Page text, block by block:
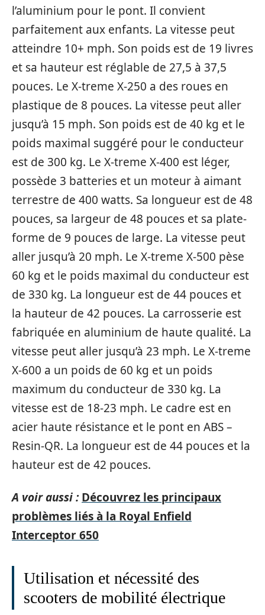
l’aluminium pour le pont. Il convient
parfaitement aux enfants. La vitesse peut
atteindre 10+ mph. Son poids est de 19 livres
et sa hauteur est réglable de 27,5 à 37,5
pouces. Le X-treme X-250 a des roues en
plastique de 8 pouces. La vitesse peut aller
jusqu’à 15 mph. Son poids est de 40 kg et le
poids maximal suggéré pour le conducteur
est de 300 kg. Le X-treme X-400 est léger,
possède 3 batteries et un moteur à aimant
terrestre de 400 watts. Sa longueur est de 48
pouces, sa largeur de 48 pouces et sa plate-
forme de 9 pouces de large. La vitesse peut
aller jusqu’à 20 mph. Le X-treme X-500 pèse
60 kg et le poids maximal du conducteur est
de 330 kg. La longueur est de 44 pouces et
la hauteur de 42 pouces. La carrosserie est
fabriquée en aluminium de haute qualité. La
vitesse peut aller jusqu’à 23 mph. Le X-treme
X-600 a un poids de 60 kg et un poids
maximum du conducteur de 330 kg. La
vitesse est de 18-23 mph. Le cadre est en
acier haute résistance et le pont en ABS –
Resin-QR. La longueur est de 44 pouces et la
hauteur est de 42 pouces.
A voir aussi : Découvrez les principaux
problèmes liés à la Royal Enfield
Interceptor 650
Utilisation et nécessité des
scooters de mobilité électrique